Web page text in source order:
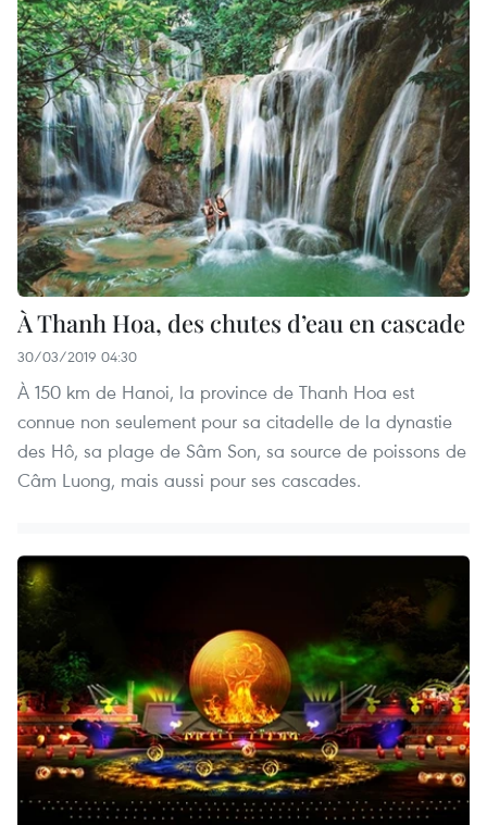
À Thanh Hoa, des chutes d’eau en cascade
30/03/2019 04:30
À 150 km de Hanoi, la province de Thanh Hoa est
connue non seulement pour sa citadelle de la dynastie
des Hô, sa plage de Sâm Son, sa source de poissons de
Câm Luong, mais aussi pour ses cascades.